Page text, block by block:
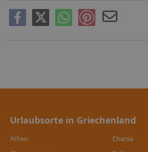
Urlaubsorte in Griechenland
Athen
Chania